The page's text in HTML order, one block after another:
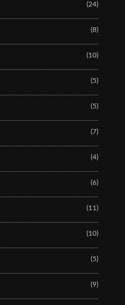
(24)
(8)
(10)
(5)
(5)
(7)
(4)
(6)
(11)
(10)
(5)
(9)